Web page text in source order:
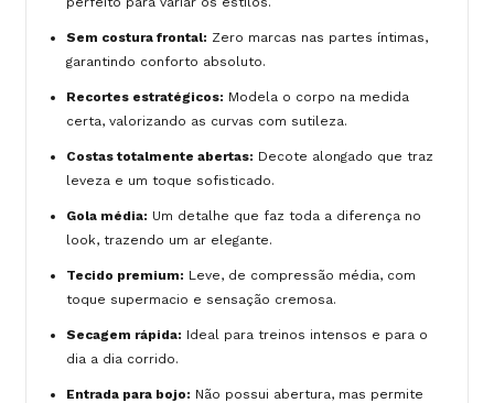
Sem costura frontal: Zero marcas nas partes íntimas,
garantindo conforto absoluto.
Recortes estratégicos: Modela o corpo na medida
certa, valorizando as curvas com sutileza.
Costas totalmente abertas: Decote alongado que traz
leveza e um toque sofisticado.
Gola média: Um detalhe que faz toda a diferença no
look, trazendo um ar elegante.
Tecido premium: Leve, de compressão média, com
toque supermacio e sensação cremosa.
Secagem rápida: Ideal para treinos intensos e para o
dia a dia corrido.
Entrada para bojo: Não possui abertura, mas permite